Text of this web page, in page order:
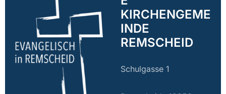
KIRCHENGEME
INDE
REMSCHEID
Schulgasse 1